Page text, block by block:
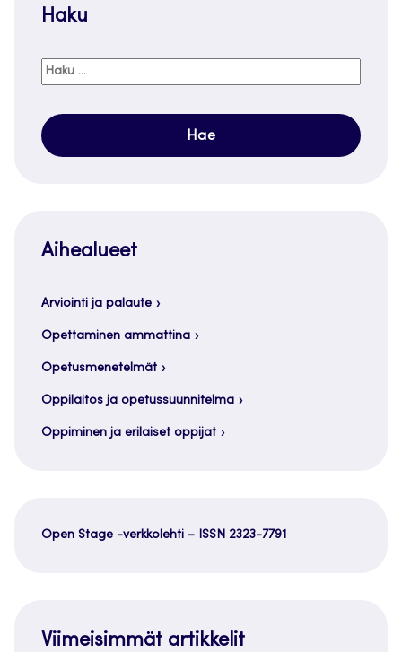
Haku
Haku:
Aihealueet
Arviointi ja palaute
Opettaminen ammattina
Opetusmenetelmät
Oppilaitos ja opetussuunnitelma
Oppiminen ja erilaiset oppijat
Open Stage -verkkolehti – ISSN 2323-7791
Viimeisimmät artikkelit